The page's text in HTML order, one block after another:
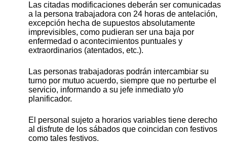
Las citadas modificaciones deberán ser comunicadas
a la persona trabajadora con 24 horas de antelación,
excepción hecha de supuestos absolutamente
imprevisibles, como pudieran ser una baja por
enfermedad o acontecimientos puntuales y
extraordinarios (atentados, etc.).
Las personas trabajadoras podrán intercambiar su
turno por mutuo acuerdo, siempre que no perturbe el
servicio, informando a su jefe inmediato y/o
planificador.
El personal sujeto a horarios variables tiene derecho
al disfrute de los sábados que coincidan con festivos
como tales festivos.